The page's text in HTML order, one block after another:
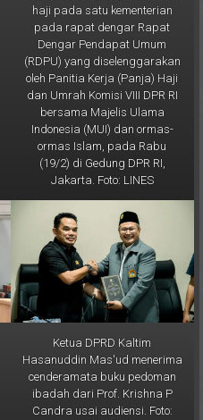
pada rapat dengar Rapat
Dengar Pendapat Umum
(RDPU) yang diselenggarakan
oleh Panitia Kerja (Panja) Haji
dan Umrah Komisi VIII DPR RI
bersama Majelis Ulama
Indonesia (MUI) dan ormas-
ormas Islam, pada Rabu
(19/2) di Gedung DPR RI,
Jakarta. Foto: LINES
Ketua DPRD Kaltim
Hasanuddin Mas'ud menerima
cenderamata buku pedoman
ibadah dari Prof. Krishna P
Candra usai audiensi. Foto:
Aqib/LINES